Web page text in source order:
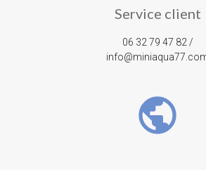
Service client
06 32 79 47 82 /
public